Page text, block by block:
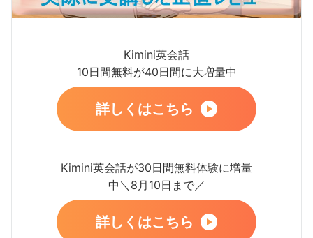
Kimini英会話
10日間無料が40日間に大増量中
詳しくはこちら
Kimini英会話が30日間無料体験に増量
中＼8月10日まで／
詳しくはこちら